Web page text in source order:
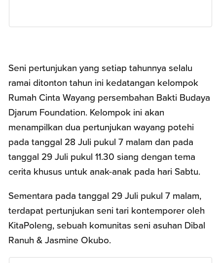
Seni pertunjukan yang setiap tahunnya selalu
ramai ditonton tahun ini kedatangan kelompok
Rumah Cinta Wayang persembahan Bakti Budaya
Djarum Foundation. Kelompok ini akan
menampilkan dua pertunjukan wayang potehi
pada tanggal 28 Juli pukul 7 malam dan pada
tanggal 29 Juli pukul 11.30 siang dengan tema
cerita khusus untuk anak-anak pada hari Sabtu.
Sementara pada tanggal 29 Juli pukul 7 malam,
terdapat pertunjukan seni tari kontemporer oleh
KitaPoleng, sebuah komunitas seni asuhan Dibal
Ranuh & Jasmine Okubo.